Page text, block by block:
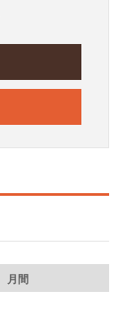
月間